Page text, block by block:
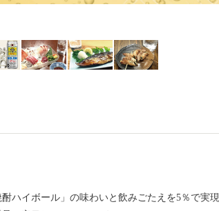
ハイボール」の味わいと飲みごたえを5％で実現